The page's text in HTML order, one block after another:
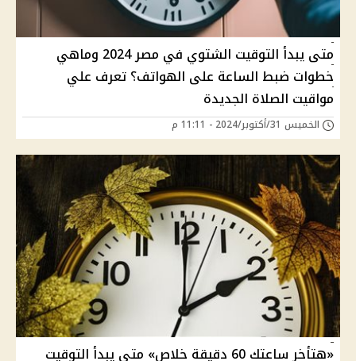
متى يبدأ التوقيت الشتوي في مصر 2024 وماهي
خطوات ضبط الساعة على الهواتف؟ تعرف علي
مواقيت الصلاة الجديدة
الخميس 31/أكتوبر/2024 - 11:11 م
«هتأخر ساعتك 60 دقيقة خلاص» متى يبدأ التوقيت